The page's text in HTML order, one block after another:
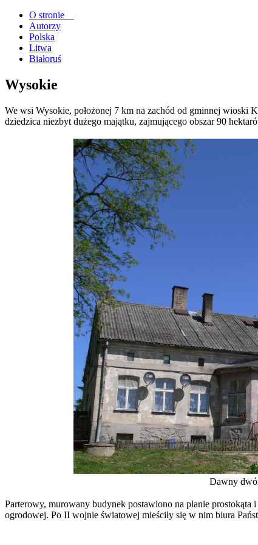
O stronie
Autorzy
Polska
Litwa
Białoruś
Wysokie
We wsi Wysokie, położonej 7 km na zachód od gminnej
dziedzica niezbyt dużego majątku, zajmującego obszar 90
Dawny
Parterowy, murowany budynek postawiono na planie
ogrodowej. Po II wojnie światowej mieściły się w nim biura